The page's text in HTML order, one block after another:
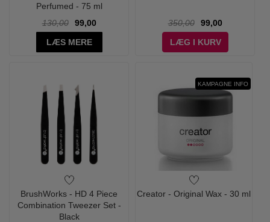
Perfumed - 75 ml
130,00
99,00
LÆS MERE
350,00
99,00
LÆG I KURV
BrushWorks - HD 4 Piece
Combination Tweezer Set -
Black
KAMPAGNE INFO
Creator - Original Wax - 30 ml